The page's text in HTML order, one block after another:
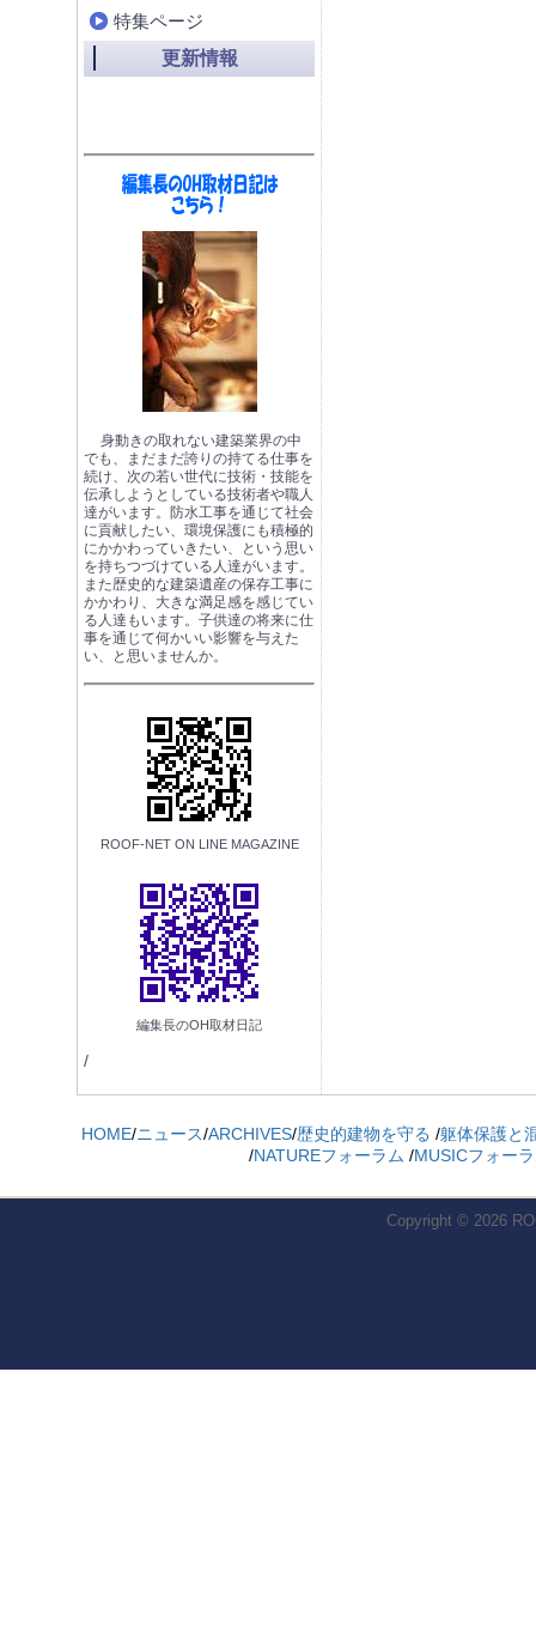
特集ページ
更新情報
身動きの取れない建築業界の中
でも、まだまだ誇りの持てる仕事を
続け、次の若い世代に技術・技能を
伝承しようとしている技術者や職人
達がいます。防水工事を通じて社会
に貢献したい、環境保護にも積極的
にかかわっていきたい、という思い
を持ちつづけている人達がいます。
また歴史的な建築遺産の保存工事に
かかわり、大きな満足感を感じてい
る人達もいます。子供達の将来に仕
事を通じて何かいい影響を与えた
い、と思いませんか。
ROOF-NET ON LINE MAGAZINE
編集長のOH取材日記
/
HOME/ニュース/ARCHIVES/歴史的建物を守る /躯体保護と
/NATUREフォーラム /MUSICフォー
Copyright © 2026